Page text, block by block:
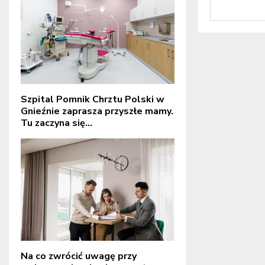
Szpital Pomnik Chrztu Polski w
Gnieźnie zaprasza przyszłe mamy.
Tu zaczyna się...
Na co zwrócić uwagę przy